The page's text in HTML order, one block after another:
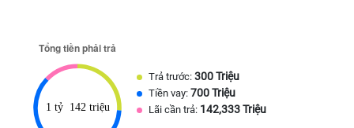
Trả trước: 300 Triệu
Tiền vay: 700 Triệu
Lãi cần trả: 142,333 Triệu